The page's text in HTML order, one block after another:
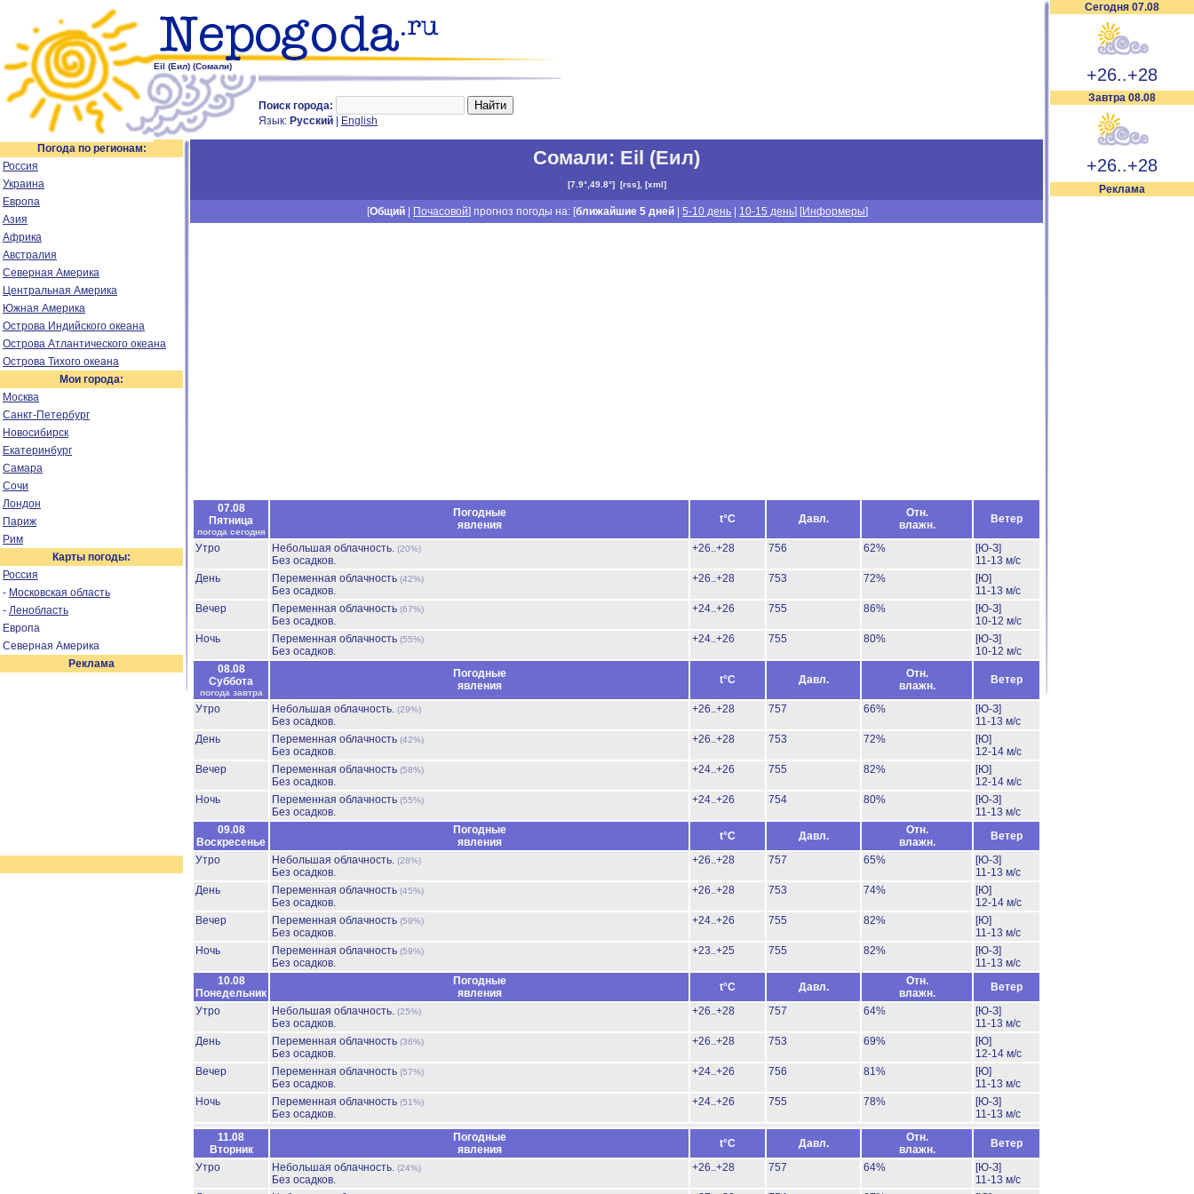
Eil (Еил) (Сомали)
Поиск города:
Язык: Русский English
Сегодня 07.08
+26..+28
Завтра 08.08
+26..+28
Реклама
Погода по регионам:
Россия
Украина
Европа
Азия
Африка
Австралия
Северная Америка
Центральная Америка
Южная Америка
Острова Индийского океана
Острова Атлантического океана
Острова Тихого океана
Мои города:
Москва
Санкт-Петербург
Новосибирск
Екатеринбург
Самара
Сочи
Лондон
Париж
Рим
Карты погоды:
Россия
- Московская область
- Ленобласть
Европа
Северная Америка
Реклама
Сомали: Eil (Еил)
[7.9°,49.8°] [rss], [xml]
[Общий Почасовой] прогноз погоды на: [ближайшие 5 дней |5-10 день 10-15 день] [Информеры]
07.08
Пятница
погода сегодня
Погодные
явления
t°C Давл.
Отн.
влажн.
Ветер
Утро Небольшая облачность. (20%)
Без осадков.
+26..+28 756 62%
[Ю-З]
11-13 м/с
День
Переменная облачность (42%)
Без осадков.
+26..+28 753 72%
[Ю]
11-13 м/с
Вечер
Переменная облачность (67%)
Без осадков.
+24..+26 755 86%
[Ю-З]
10-12 м/с
Ночь
Переменная облачность (55%)
Без осадков.
+24..+26 755 80%
[Ю-З]
10-12 м/с
08.08
Суббота
погода завтра
Погодные
явления
t°C Давл.
Отн.
влажн.
Ветер
Утро Небольшая облачность. (29%)
Без осадков.
+26..+28 757 66%
[Ю-З]
11-13 м/с
День
Переменная облачность (42%)
Без осадков.
+26..+28 753 72%
[Ю]
12-14 м/с
Вечер
Переменная облачность (58%)
Без осадков.
+24..+26 755 82%
[Ю]
12-14 м/с
Ночь
Переменная облачность (55%)
Без осадков.
+24..+26 754 80%
[Ю-З]
11-13 м/с
09.08
Воскресенье
Погодные
явления
t°C Давл.
Отн.
влажн.
Ветер
Утро
Небольшая облачность. (28%)
Без осадков.
+26..+28 757 65%
[Ю-З]
11-13 м/с
День
Переменная облачность (45%)
Без осадков.
+26..+28 753 74%
[Ю]
12-14 м/с
Вечер
Переменная облачность (59%)
Без осадков.
+24..+26 755 82%
[Ю]
11-13 м/с
Ночь
Переменная облачность (59%)
Без осадков.
+23..+25 755 82%
[Ю-З]
11-13 м/с
10.08
Понедельник
Погодные
явления
t°C Давл.
Отн.
влажн.
Ветер
Утро
Небольшая облачность. (25%)
Без осадков.
+26..+28 757 64%
[Ю-З]
11-13 м/с
День
Переменная облачность (36%)
Без осадков.
+26..+28 753 69%
[Ю]
12-14 м/с
Вечер
Переменная облачность (57%)
Без осадков.
+24..+26 756 81%
[Ю]
11-13 м/с
Ночь
Переменная облачность (51%)
Без осадков.
+24..+26 755 78%
[Ю-З]
11-13 м/с
11.08
Вторник
Погодные
явления
t°C Давл.
Отн.
влажн.
Ветер
Утро
Небольшая облачность. (24%)
Без осадков.
+26..+28 757 64%
[Ю-З]
11-13 м/с